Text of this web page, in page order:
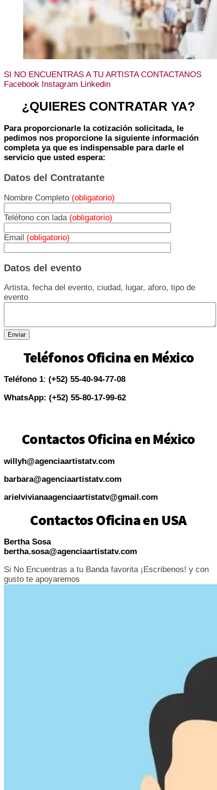
SI NO ENCUENTRAS A TU ARTISTA CONTACTANOS
Facebook Instagram Linkedin
¿QUIERES CONTRATAR YA?
Para proporcionarle la cotización solicitada, le
pedimos nos proporcione la siguiente información
completa ya que es indispensable para darle el
servicio que usted espera:
Datos del Contratante
Nombre Completo (obligatorio)
Teléfono con lada (obligatorio)
Email (obligatorio)
Datos del evento
Artista, fecha del evento, ciudad, lugar, aforo, tipo de
evento
Teléfonos Oficina en México
Teléfono 1: (+52) 55-40-94-77-08
WhatsApp: (+52) 55-80-17-99-62
Contactos Oficina en México
willyh@agenciaartistatv.com
barbara@agenciaartistatv.com
arielvivianaagenciaartistatv@gmail.com
Contactos Oficina en USA
Bertha Sosa
bertha.sosa@agenciaartistatv.com
Si No Encuentras a tu Banda favorita ¡Escribenos! y con
gusto te apoyaremos